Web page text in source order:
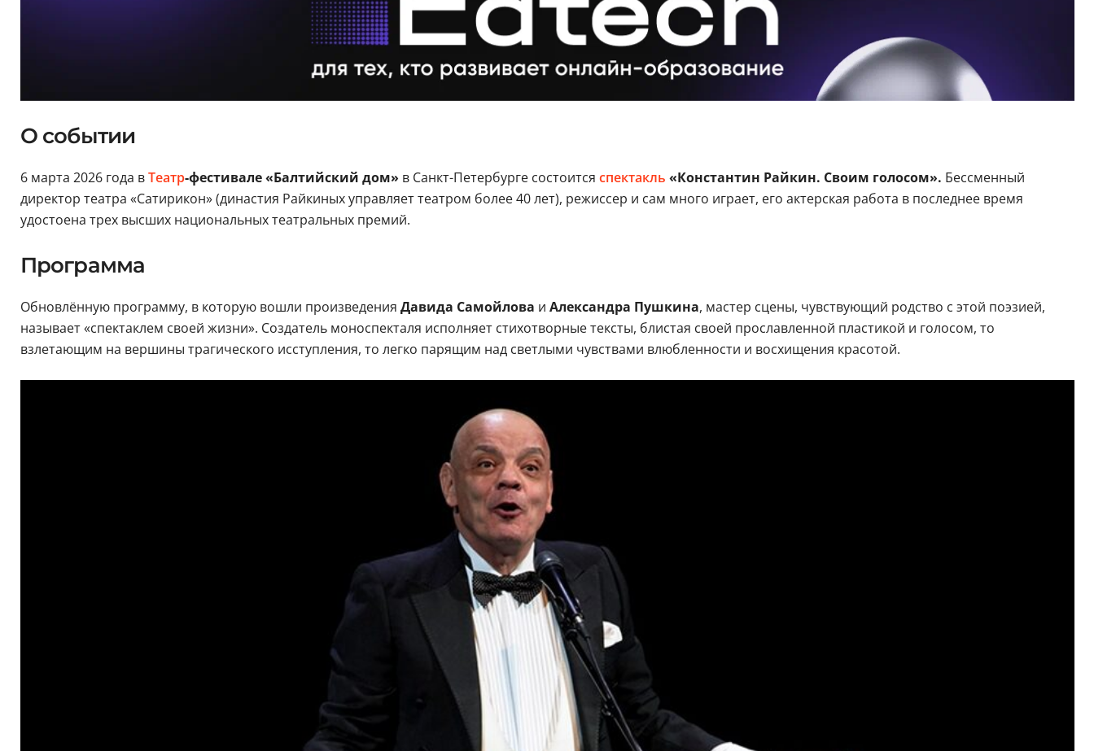
О событии
6 марта 2026 года вТеатр-фестивале «Балтийский дом» в Санкт-Петербурге состоится спектакль «Константин Райкин. Своим голосом». Бессменный
директор театра «Сатирикон» (династия Райкиных управляет театром более 40 лет), режиссер и сам много играет, его актерская работа в последнее время
удостоена трех высших национальных театральных премий.
Программа
Обновлённую программу, в которую вошли произведения Давида Самойлова и Александра Пушкина, мастер сцены, чувствующий родство с этой поэзией,
называет «спектаклем своей жизни». Создатель моноспекталя исполняет стихотворные тексты, блистая своей прославленной пластикой и голосом, то
взлетающим на вершины трагического исступления, то легко парящим над светлыми чувствами влюбленности и восхищения красотой.